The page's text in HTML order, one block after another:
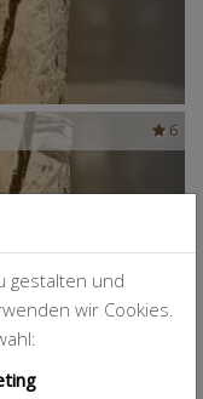
6
12
gestalten und
wir Cookies.